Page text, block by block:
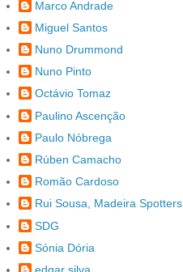
Marco Andrade
Miguel Santos
Nuno Drummond
Nuno Pinto
Octávio Tomaz
Paulino Ascenção
Paulo Nóbrega
Rúben Camacho
Romão Cardoso
Rui Sousa, Madeira Spotters
SDG
Sónia Dória